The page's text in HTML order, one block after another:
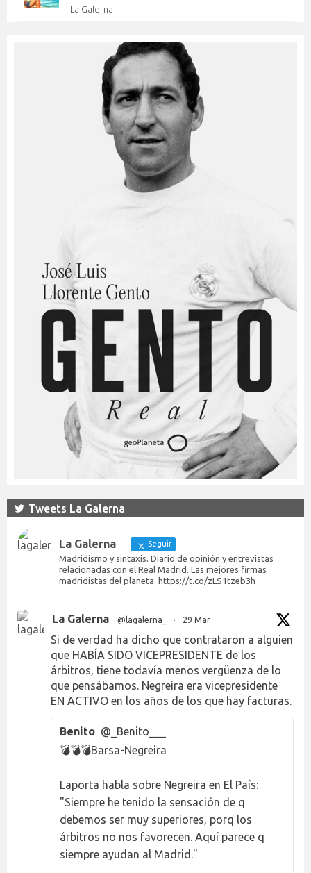
La Galerna
Tweets La Galerna
La Galerna Seguir
Madridismo y sintaxis. Diario de opinión y entrevistas
relacionadas con el Real Madrid. Las mejores firmas
madridistas del planeta. https://t.co/zLS1tzeb3h
La Galerna @lagalerna_ · 29 Mar
Si de verdad ha dicho que contrataron a alguien
que HABÍA SIDO VICEPRESIDENTE de los
árbitros, tiene todavía menos vergüenza de lo
que pensábamos. Negreira era vicepresidente
EN ACTIVO en los años de los que hay facturas.
Benito @_Benito___
💣💣💣Barsa-Negreira
Laporta habla sobre Negreira en El País:
"Siempre he tenido la sensación de q
debemos ser muy superiores, porq los
árbitros no nos favorecen. Aquí parece q
siempre ayudan al Madrid."